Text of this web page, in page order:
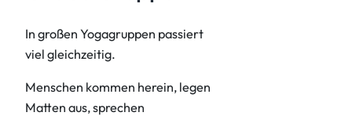
In großen Yogagruppen passiert
viel gleichzeitig.
Menschen kommen herein, legen
Matten aus, sprechen